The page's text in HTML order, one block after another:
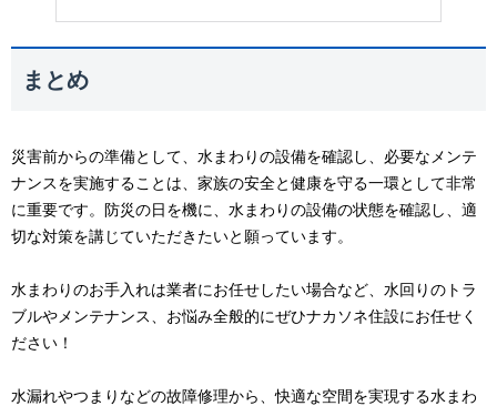
まとめ
災害前からの準備として、水まわりの設備を確認し、必要なメンテ
ナンスを実施することは、家族の安全と健康を守る一環として非常
に重要です。防災の日を機に、水まわりの設備の状態を確認し、適
切な対策を講じていただきたいと願っています。
水まわりのお手入れは業者にお任せしたい場合など、水回りのトラ
ブルやメンテナンス、お悩み全般的にぜひナカソネ住設にお任せく
ださい！
水漏れやつまりなどの故障修理から、快適な空間を実現する水まわ